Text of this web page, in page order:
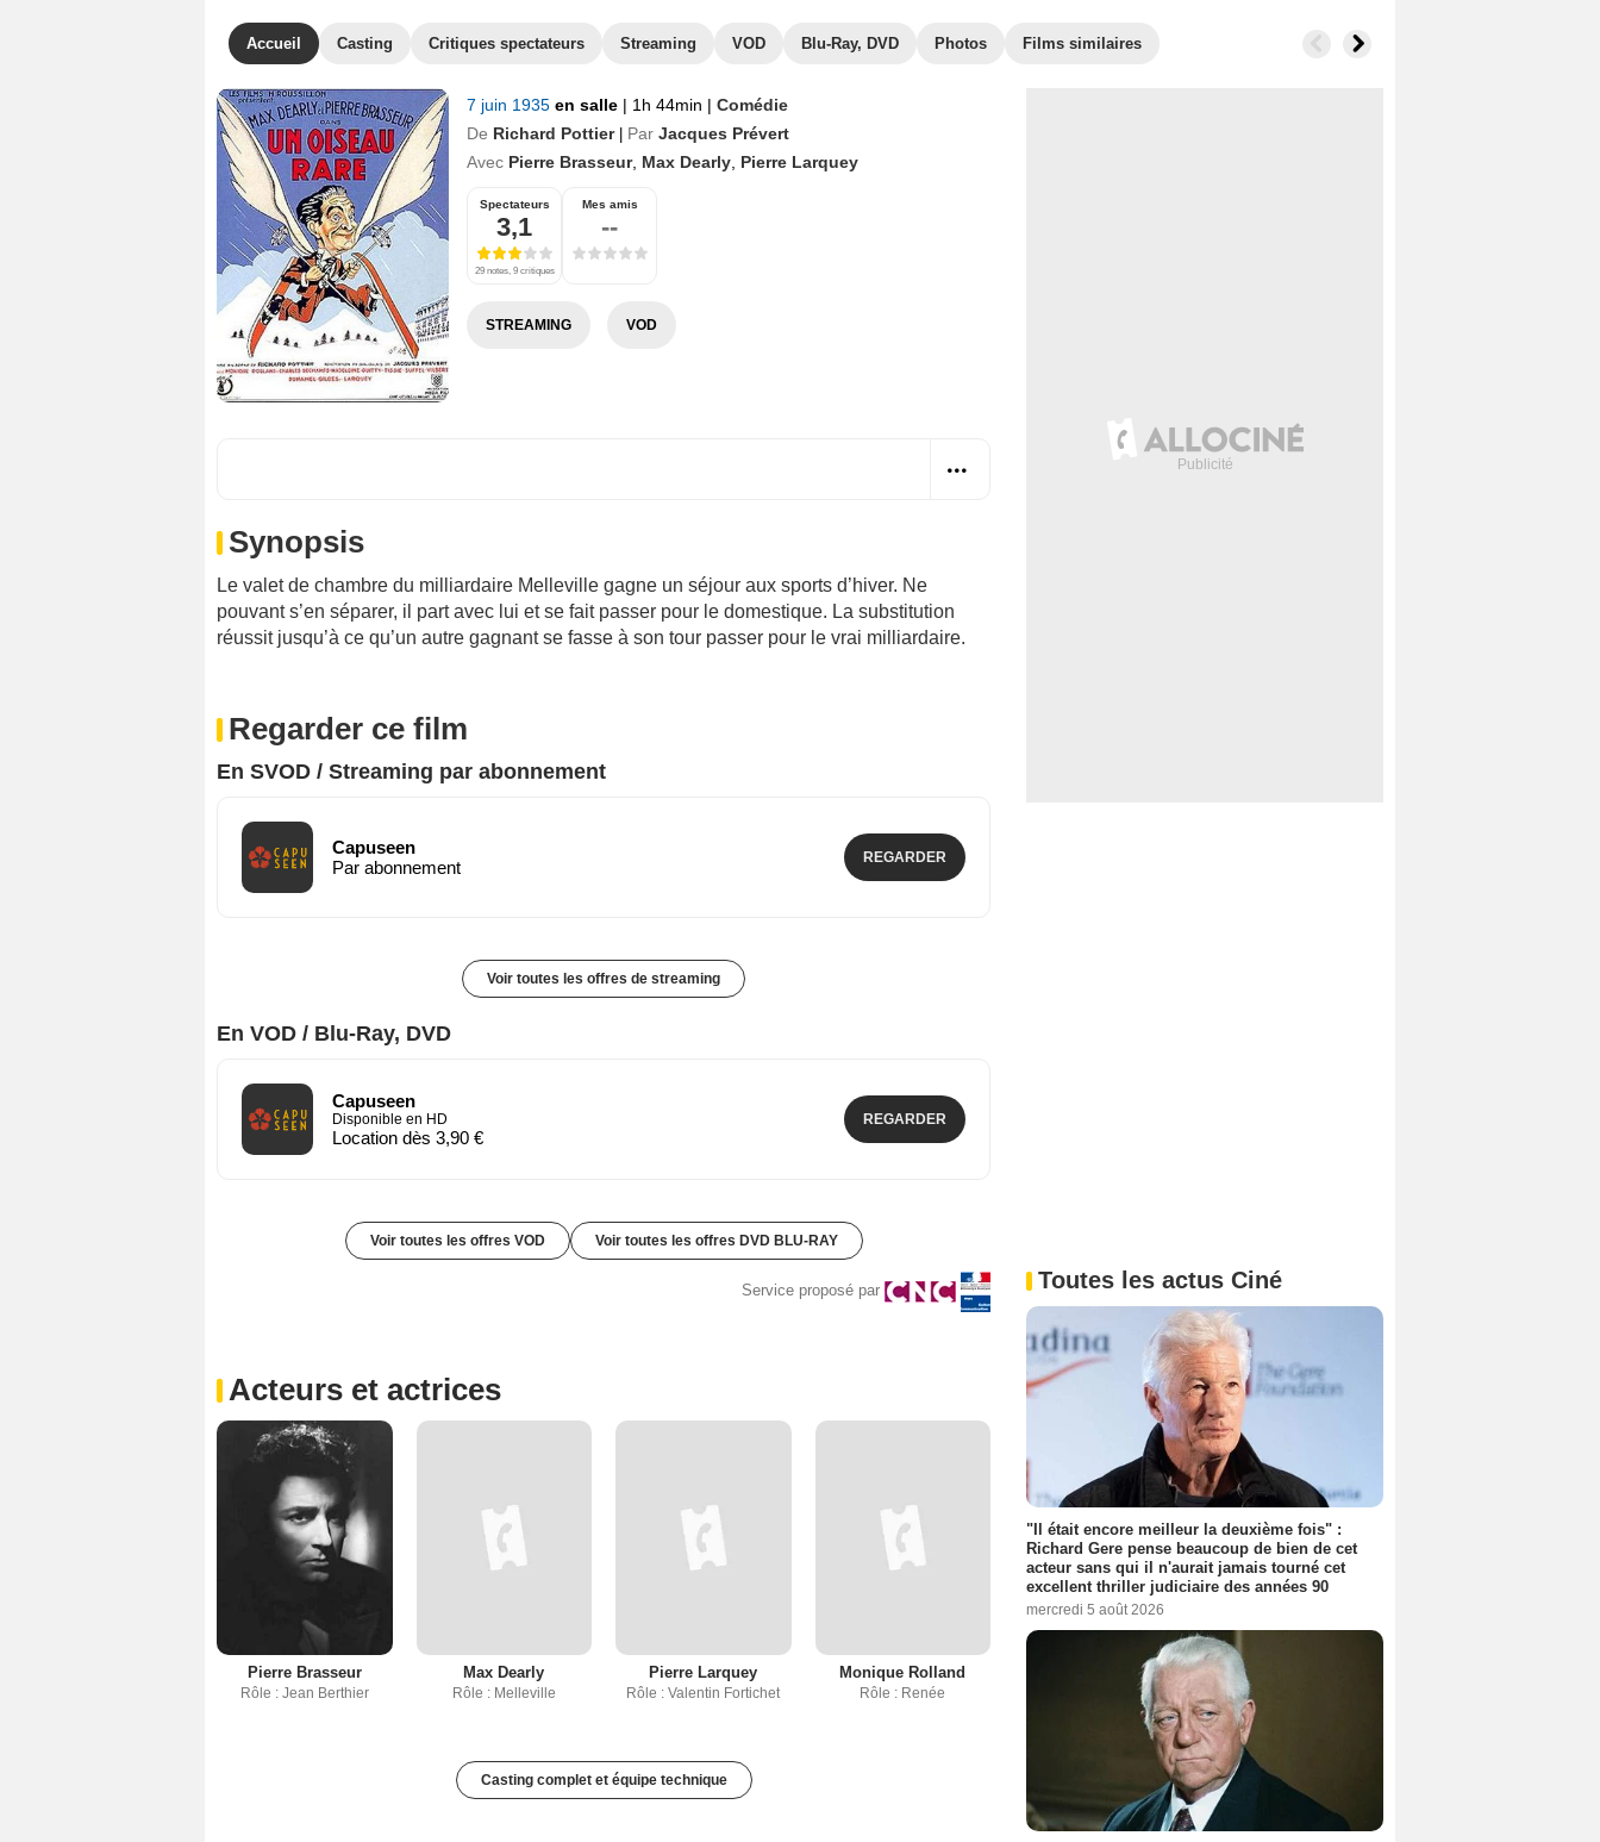
Accueil Casting Critiques spectateurs Streaming VOD Blu-Ray, DVD Photos Films similaires
7 juin 1935 en salle | 1h 44min | Comédie
De Richard Pottier Par Jacques Prévert
Avec Pierre Brasseur, Max Dearly Pierre Larquey
Spectateurs
3,1
29 notes, 9 critiques
Mes amis
--
STREAMING VOD
Synopsis
Le valet de chambre du milliardaire Melleville gagne un séjour aux sports d’hiver. Ne
pouvant s’en séparer, il part avec lui et se fait passer pour le domestique. La substitution
réussit jusqu’à ce qu’un autre gagnant se fasse à son tour passer pour le vrai milliardaire.
Regarder ce film
En SVOD / Streaming par abonnement
Capuseen
Par abonnement
REGARDER
Voir toutes les offres de streaming
En VOD / Blu-Ray, DVD
Capuseen
Disponible en HD
Location dès 3,90 €
REGARDER
Voir toutes les offres VOD Voir toutes les offres DVD BLU-RAY
Service proposé par
Acteurs et actrices
Pierre Brasseur
Rôle : Jean Berthier
Max Dearly
Rôle : Melleville
Pierre Larquey
Rôle : Valentin Fortichet
Monique Rolland
Rôle : Renée
Casting complet et équipe technique
Toutes les actus Ciné
"Il était encore meilleur la deuxième fois" :
Richard Gere pense beaucoup de bien de cet
acteur sans qui il n'aurait jamais tourné cet
excellent thriller judiciaire des années 90
mercredi 5 août 2026